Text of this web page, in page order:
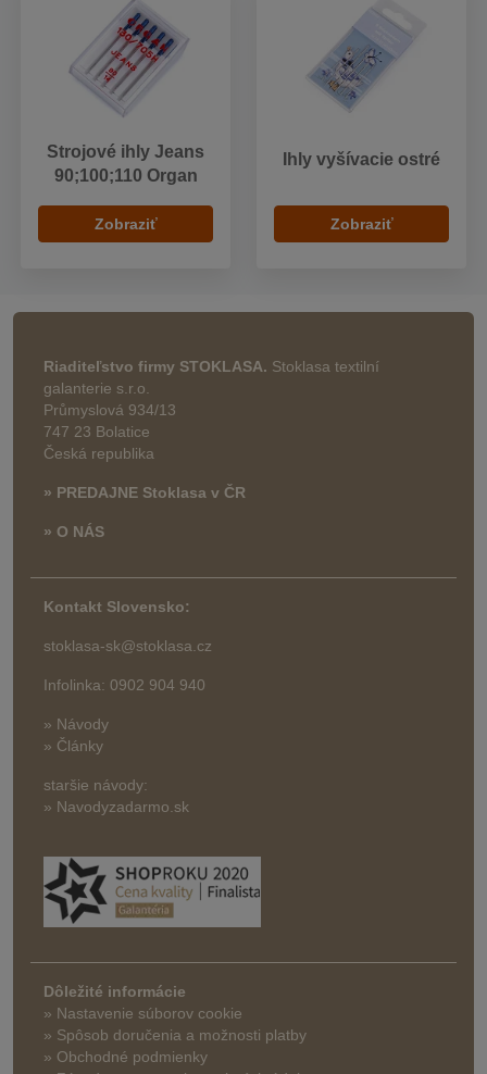
Strojové ihly Jeans
90;100;110 Organ
Zobraziť
Ihly vyšívacie ostré
Zobraziť
Riaditeľstvo firmy STOKLASA. Stoklasa textilní
galanterie s.r.o.
Průmyslová 934/13
747 23 Bolatice
Česká republika
» PREDAJNE Stoklasa v ČR
» O NÁS
Kontakt Slovensko:
stoklasa-sk@stoklasa.cz
Infolinka: 0902 904 940
» Návody
» Články
staršie návody:
» Navodyzadarmo.sk
Dôležité informácie
» Nastavenie súborov cookie
» Spôsob doručenia a možnosti platby
» Obchodné podmienky